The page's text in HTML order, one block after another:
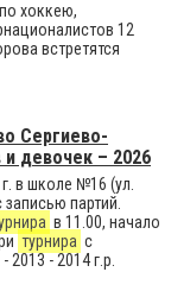
по хоккею,
12
встретятся
Сергиево-
девочек – 2026
в школе №16 (ул.
партий.
в 11.00, начало
турнира с
2013 - 2014 г.р.